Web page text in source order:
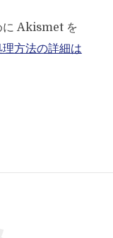
に Akismet を
方法の詳細は